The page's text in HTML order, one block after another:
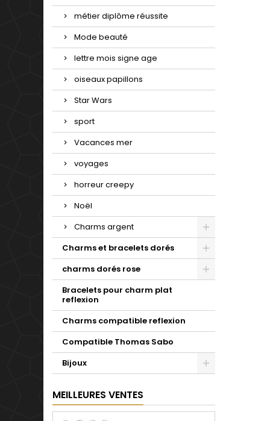
métier diplôme réussite
Mode beauté
lettre mois signe age
oiseaux papillons
Star Wars
sport
Vacances mer
voyages
horreur creepy
Noël
Charms argent
Charms et bracelets dorés
charms dorés rose
Bracelets pour charm plat
reflexion
Charms compatible reflexion
Compatible Thomas Sabo
Bijoux
MEILLEURES VENTES